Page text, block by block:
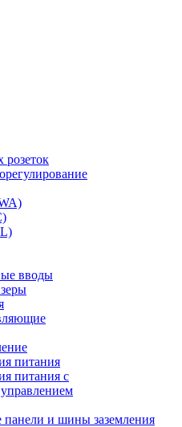
розеток
вводы
питания
питания с
панели и шины заземления